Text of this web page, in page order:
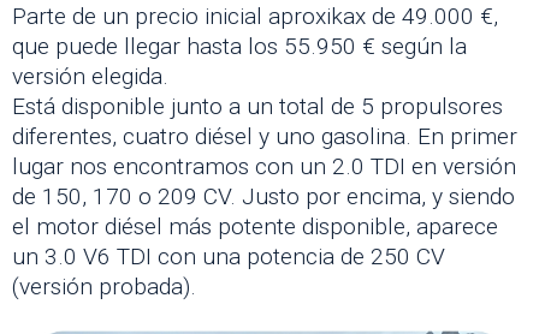
Parte de un precio inicial aproxikax de 49.000 €,
que puede llegar hasta los 55.950 € según la
versión elegida.
Está disponible junto a un total de 5 propulsores
diferentes, cuatro diésel y uno gasolina. En primer
lugar nos encontramos con un 2.0 TDI en versión
de 150, 170 o 209 CV. Justo por encima, y siendo
el motor diésel más potente disponible, aparece
un 3.0 V6 TDI con una potencia de 250 CV
(versión probada).